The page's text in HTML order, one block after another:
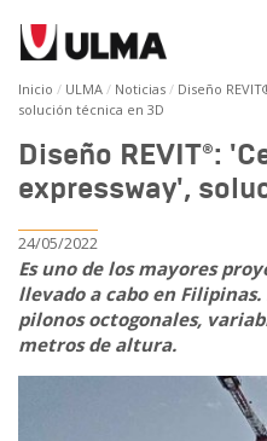
Inicio ULMA Noticias
Diseño
solución técnica en 3D
Diseño REVIT®:
expressway',
24/05/2022
Es uno de los mayores
llevado a cabo en
pilonos octogonales,
metros de altura.